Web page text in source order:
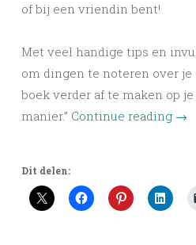
of bij een vriendin bent!
Met veel handige tips en
om dingen te noteren over
boek verder af te maken op
manier.” Continue reading →
Dit delen: